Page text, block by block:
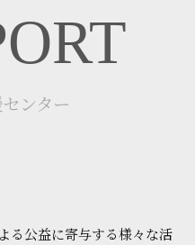
ンター
る公益に寄与する様々な活